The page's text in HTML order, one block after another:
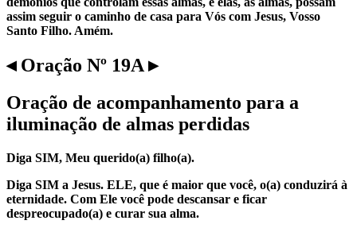
assim seguir o caminho de casa para Vós com Jesus, Vosso
Santo Filho. Amém.
◂ Oração Nº 19A ▸
Oração de acompanhamento para a
iluminação de almas perdidas
Diga SIM, Meu querido(a) filho(a).
Diga SIM a Jesus. ELE, que é maior que você, o(a) conduzirá à
eternidade. Com Ele você pode descansar e ficar
despreocupado(a) e curar sua alma.